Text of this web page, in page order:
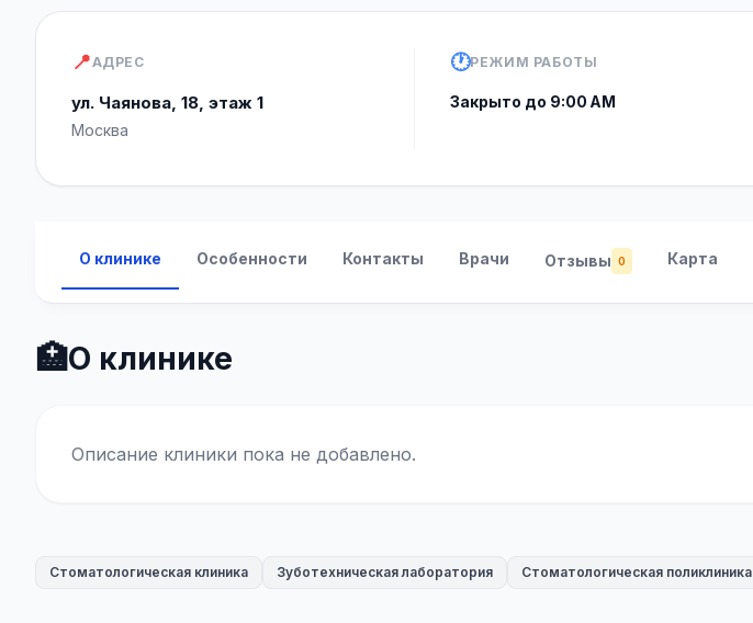
📍АДРЕС
ул. Чаянова, 18, этаж 1
Москва
🕐РЕЖИМ РАБОТЫ
Закрыто до 9:00 AM
О клинике Особенности Контакты Врачи Отзывы 0 Карта
🏥О клинике
Описание клиники пока не добавлено.
Стоматологическая клиника Зуботехническая лаборатория Стоматологическая поликлиника